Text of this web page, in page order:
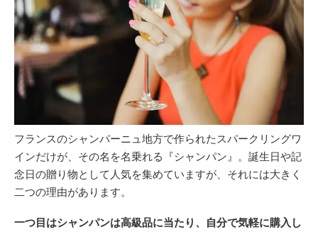
フランスのシャンパーニュ地方で作られたスパークリングワ
インだけが、その名を名乗れる『シャンパン』。誕生日や記
念日の贈り物として人気を集めていますが、それには大きく
二つの理由があります。
一つ目はシャンパンは高級品に当たり、自分で気軽に購入し